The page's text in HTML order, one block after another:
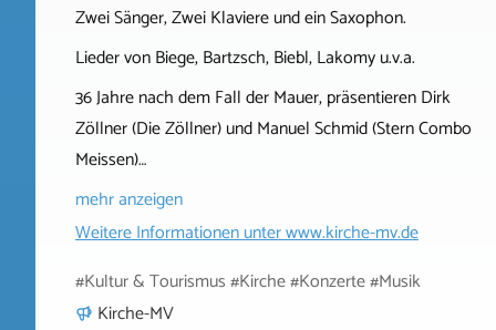
Zwei Sänger, Zwei Klaviere und ein Saxophon.
Lieder von Biege, Bartzsch, Biebl, Lakomy u.v.a.
36 Jahre nach dem Fall der Mauer, präsentieren Dirk
Zöllner (Die Zöllner) und Manuel Schmid (Stern Combo
Meissen)…
mehr anzeigen
Weitere Informationen unterwww.kirche-mv.de
#Kultur & Tourismus #Kirche #Konzerte #Musik
Kirche-MV